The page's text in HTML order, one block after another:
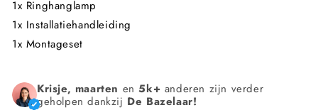
1x Ringhanglamp
1x Installatiehandleiding
1x Montageset
Krisje, maarten en5k+ anderen zijn verder
geholpen dankzij De Bazelaar!